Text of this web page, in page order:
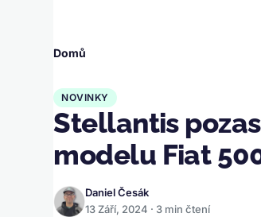
Drobečková
navigace
Domů
NOVINKY
Stellantis
modelu Fiat
Daniel Česák
13 Září, 2024 · 3 min čtení